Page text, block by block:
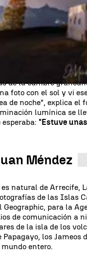
lapse de la vía láctea.
que Méndez ha
un plano del
el municipio de más
en lo alto de la
en la isla por sus
un cielo brillante
de la cumbre
foto con el sol y vi
de noche", explica el
lumínica se
"Estuve
Méndez
natural de Arrecife,
de las Islas
para la
de comunicación a
de la isla de los
los Jameos
entero.